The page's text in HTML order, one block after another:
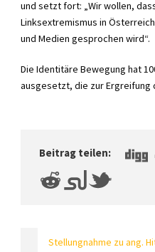
und setzt fort: „Wir wollen,
Linksextremismus in
und Medien gesprochen wird“.
Die Identitäre Bewegung hat
ausgesetzt, die zur Ergreifung
Beitrag teilen:
Stellungnahme zu ang.